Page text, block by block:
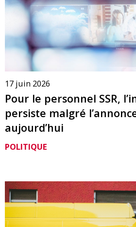
17 juin 2026
Pour le personnel SSR,
persiste malgré
aujourd’hui
POLITIQUE